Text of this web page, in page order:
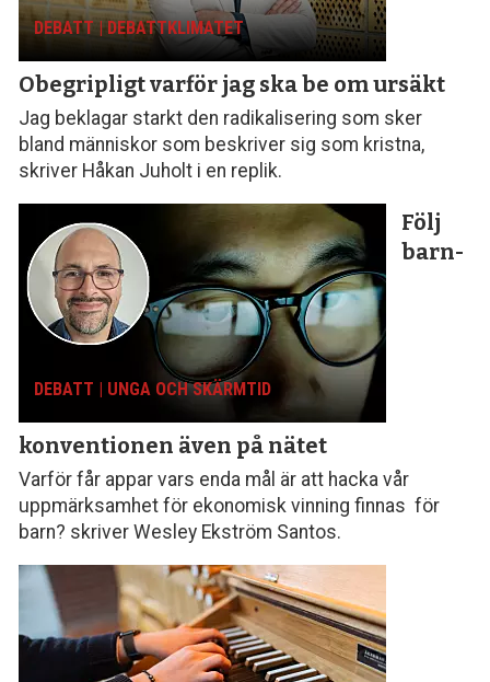
DEBATT | DEBATTKLIMATET
Obegripligt varför jag ska be om ursäkt
Jag beklagar starkt den radikalisering som sker
bland människor som beskriver sig som kristna,
skriver Håkan Juholt i en replik.
DEBATT | UNGA OCH SKÄRMTID
Följ
barn­
konventionen även på nätet
Varför får appar vars enda mål är att hacka vår
uppmärksamhet för ekonomisk vinning finnas för
barn? skriver Wesley Ekström Santos.